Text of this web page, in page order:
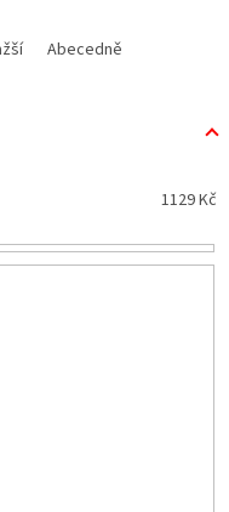
Abecedně
1129Kč